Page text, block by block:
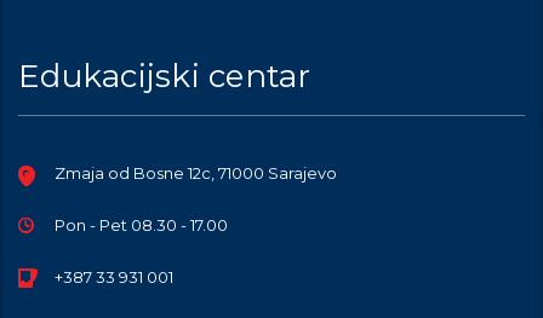
Edukacijski centar
Zmaja od Bosne 12c, 71000 Sarajevo
Pon - Pet 08.30 - 17.00
+387 33 931 001